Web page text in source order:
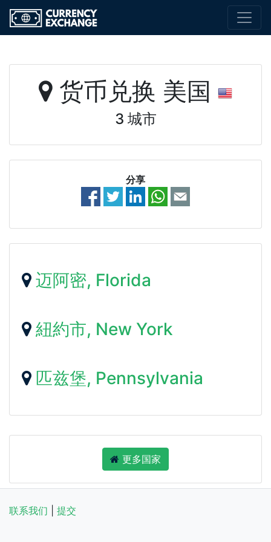
货币兑换 美国
3 城市
分享
迈阿密, Florida
紐約市, New York
匹兹堡, Pennsylvania
更多国家
联系我们 提交